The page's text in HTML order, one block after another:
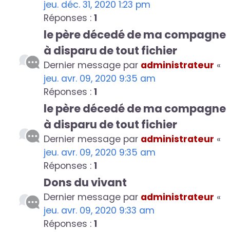
jeu. déc. 31, 2020 1:23 pm
Réponses : 1
le père décedé de ma compagne
à disparu de tout fichier
Dernier message par administrateur «
jeu. avr. 09, 2020 9:35 am
Réponses : 1
le père décedé de ma compagne
à disparu de tout fichier
Dernier message par administrateur «
jeu. avr. 09, 2020 9:35 am
Réponses : 1
Dons du vivant
Dernier message par administrateur «
jeu. avr. 09, 2020 9:33 am
Réponses : 1